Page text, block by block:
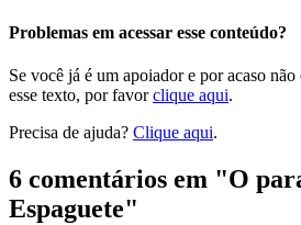
Problemas em acessar esse conteúdo?
Se você já é um apoiador e por acaso não
esse texto, por favorclique aqui.
Precisa de ajuda? Clique aqui.
6 comentários em "O
Espaguete"